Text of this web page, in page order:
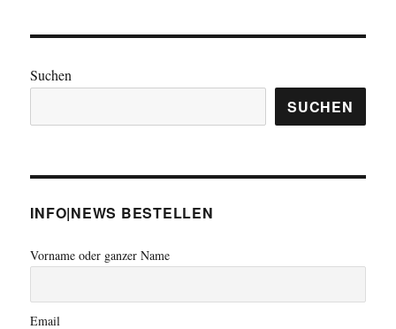
Suchen
SUCHEN
INFO|NEWS BESTELLEN
Vorname oder ganzer Name
Email